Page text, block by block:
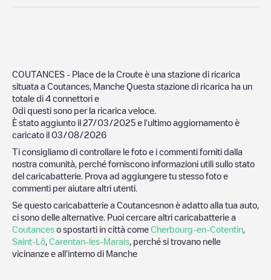
COUTANCES - Place de la Croute è una stazione di ricarica
situata a Coutances Manche Questa stazione di ricarica ha un
totale di 4 connettori e
0di questi sono per la ricarica veloce.
È stato aggiunto il 27/03/2025 e l'ultimo aggiornamento è
caricato il 03/08/2026
Ti consigliamo di controllare le foto e i commenti forniti dalla
nostra comunità, perché forniscono informazioni utili sullo stato
del caricabatterie. Prova ad aggiungere tu stesso foto e
commenti per aiutare altri utenti.
Se questo caricabatterie a Coutancesnon è adatto alla tua auto,
ci sono delle alternative. Puoi cercare altri caricabatterie a
Coutances o spostarti in città come Cherbourg-en-Cotentin
Saint-Lô Carentan-les-Marais , perché si trovano nelle
vicinanze e all'interno di Manche